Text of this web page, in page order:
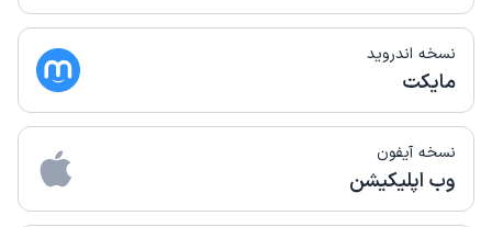
نسخه اندروید
مایکت
نسخه آیفون
وب اپلیکیشن